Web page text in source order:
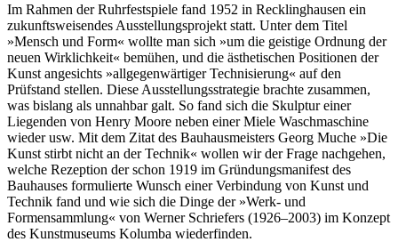
Im Rahmen der Ruhrfestspiele fand 1952 in Recklinghausen ein
zukunftsweisendes Ausstellungsprojekt statt. Unter dem Titel
»Mensch und Form« wollte man sich »um die geistige Ordnung der
neuen Wirklichkeit« bemühen, und die ästhetischen Positionen der
Kunst angesichts »allgegenwärtiger Technisierung« auf den
Prüfstand stellen. Diese Ausstellungsstrategie brachte zusammen,
was bislang als unnahbar galt. So fand sich die Skulptur einer
Liegenden von Henry Moore neben einer Miele Waschmaschine
wieder usw. Mit dem Zitat des Bauhausmeisters Georg Muche »Die
Kunst stirbt nicht an der Technik« wollen wir der Frage nachgehen,
welche Rezeption der schon 1919 im Gründungsmanifest des
Bauhauses formulierte Wunsch einer Verbindung von Kunst und
Technik fand und wie sich die Dinge der »Werk- und
Formensammlung« von Werner Schriefers (1926–2003) im Konzept
des Kunstmuseums Kolumba wiederfinden.